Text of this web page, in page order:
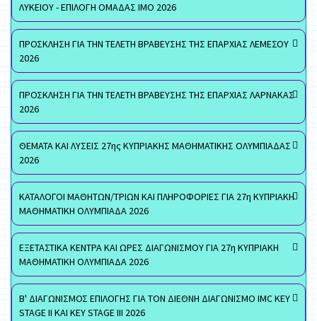
ΛΥΚΕΙΟΥ - ΕΠΙΛΟΓΗ ΟΜΑΔΑΣ ΙΜΟ 2026
ΠΡΟΣΚΛΗΣΗ ΓΙΑ ΤΗΝ ΤΕΛΕΤΗ ΒΡΑΒΕΥΣΗΣ ΤΗΣ ΕΠΑΡΧΙΑΣ ΛΕΜΕΣΟΥ
2026
ΠΡΟΣΚΛΗΣΗ ΓΙΑ ΤΗΝ ΤΕΛΕΤΗ ΒΡΑΒΕΥΣΗΣ ΤΗΣ ΕΠΑΡΧΙΑΣ ΛΑΡΝΑΚΑΣ
2026
ΘΕΜΑΤΑ ΚΑΙ ΛΥΣΕΙΣ 27ης ΚΥΠΡΙΑΚΗΣ ΜΑΘΗΜΑΤΙΚΗΣ ΟΛΥΜΠΙΑΔΑΣ
2026
ΚΑΤΑΛΟΓΟΙ ΜΑΘΗΤΩΝ/ΤΡΙΩΝ ΚΑΙ ΠΛΗΡΟΦΟΡΙΕΣ ΓΙΑ 27η ΚΥΠΡΙΑΚΗ
ΜΑΘΗΜΑΤΙΚΗ ΟΛΥΜΠΙΑΔΑ 2026
ΕΞΕΤΑΣΤΙΚΑ ΚΕΝΤΡΑ ΚΑΙ ΩΡΕΣ ΔΙΑΓΩΝΙΣΜΟΥ ΓΙΑ 27η ΚΥΠΡΙΑΚΗ
ΜΑΘΗΜΑΤΙΚΗ ΟΛΥΜΠΙΑΔΑ 2026
Β' ΔΙΑΓΩΝΙΣΜΟΣ ΕΠΙΛΟΓΗΣ ΓΙΑ ΤΟΝ ΔΙΕΘΝΗ ΔΙΑΓΩΝΙΣΜΟ IMC KEY
STAGE II ΚΑΙ KEY STAGE III 2026